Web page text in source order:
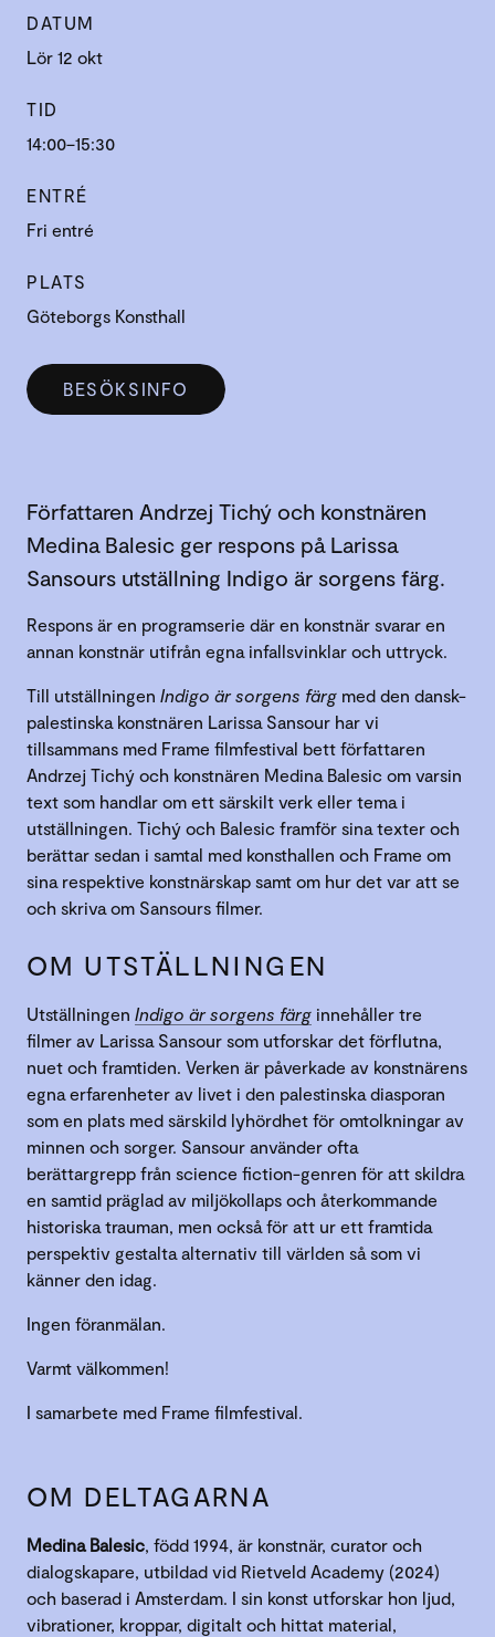
DATUM
Lör 12 okt
TID
14:00–15:30
ENTRÉ
Fri entré
PLATS
Göteborgs Konsthall
BESÖKSINFO
Författaren Andrzej Tichý och konstnären
Medina Balesic ger respons på Larissa
Sansours utställning Indigo är sorgens färg.
Respons är en programserie där en konstnär svarar en
annan konstnär utifrån egna infallsvinklar och uttryck.
Till utställningen Indigo är sorgens färg med den dansk-
palestinska konstnären Larissa Sansour har vi
tillsammans med Frame filmfestival bett författaren
Andrzej Tichý och konstnären Medina Balesic om varsin
text som handlar om ett särskilt verk eller tema i
utställningen. Tichý och Balesic framför sina texter och
berättar sedan i samtal med konsthallen och Frame om
sina respektive konstnärskap samt om hur det var att se
och skriva om Sansours filmer.
OM UTSTÄLLNINGEN
Utställningen Indigo är sorgens färg innehåller tre
filmer av Larissa Sansour som utforskar det förflutna,
nuet och framtiden. Verken är påverkade av konstnärens
egna erfarenheter av livet i den palestinska diasporan
som en plats med särskild lyhördhet för omtolkningar av
minnen och sorger. Sansour använder ofta
berättargrepp från science fiction-genren för att skildra
en samtid präglad av miljökollaps och återkommande
historiska trauman, men också för att ur ett framtida
perspektiv gestalta alternativ till världen så som vi
känner den idag.
Ingen föranmälan.
Varmt välkommen!
I samarbete med Frame filmfestival.
OM DELTAGARNA
Medina Balesic, född 1994, är konstnär, curator och
dialogskapare, utbildad vid Rietveld Academy (2024)
och baserad i Amsterdam. I sin konst utforskar hon ljud,
vibrationer, kroppar, digitalt och hittat material,